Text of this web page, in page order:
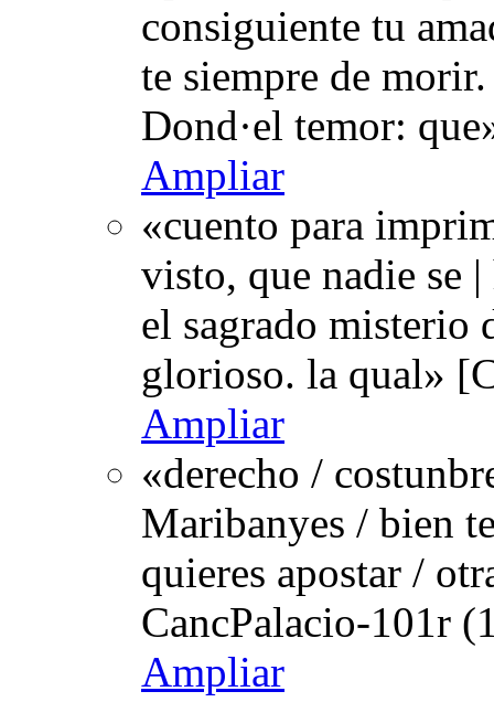
consiguiente tu
te siempre de
Dond·el temor:
Ampliar
«cuento para
visto, que nadie se
el sagrado misterio
glorioso. la qual»
Ampliar
«derecho /
Maribanyes / bien
quieres apostar /
CancPalacio-101r
Ampliar